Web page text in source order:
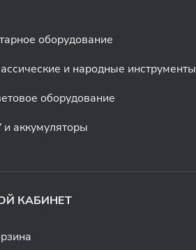
оборудование
и народные инструменты
оборудование
и аккумуляторы
КАБИНЕТ